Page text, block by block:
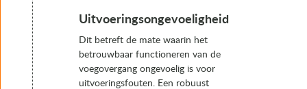
Uitvoeringsongevoeligheid
Dit betreft de mate waarin het
betrouwbaar functioneren van de
voegovergang ongevoelig is voor
uitvoeringsfouten. Een robuust